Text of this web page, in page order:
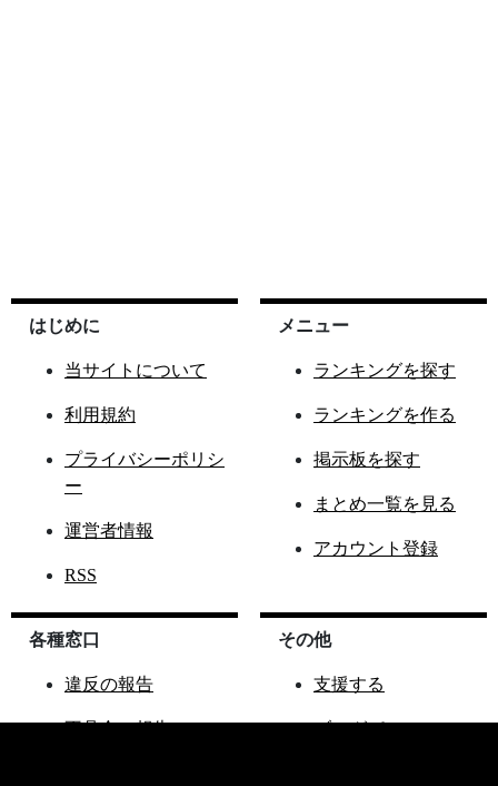
はじめに
当サイトについて
利用規約
プライバシーポリシ
ー
運営者情報
RSS
メニュー
ランキングを探す
ランキングを作る
掲示板を探す
まとめ一覧を見る
アカウント登録
各種窓口
違反の報告
不具合の報告
その他
支援する
ブログパーツ